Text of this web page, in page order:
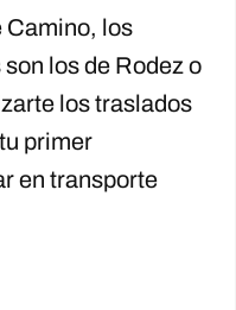
Camino, los
los de Rodez o
los traslados
primer
en transporte